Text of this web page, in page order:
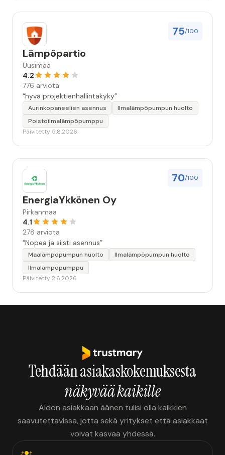
75/100
Lämpöpartio
Uusimaa
4.2
776 arviota
“hyvä projektienhallintakyky”
Aurinkopaneelien asennus
Ilmalämpöpumpun huolto
Poistoilmalämpöpumppu
Päivitetty 5.8.2026
70/100
EnergiaYkkönen Oy
Pirkanmaa
4.1
278 arviota
“Nopea ja siisti asennus”
Maalämpöpumpun huolto
Ilmalämpöpumpun huolto
Ilmalämpöpumppu
Päivitetty 2.6.2026
Tehdään asiakaskokemuksesta
näkyvää kaikille
Aidon asiakkaan äänen tulisi olla kaikkien
saavutettavissa, jotta sekä yritykset että asiakkaat
voivat kasvaa yhdessä.